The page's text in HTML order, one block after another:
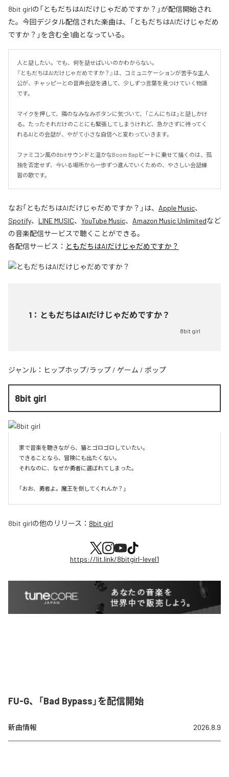
8bit girlの「ともだちはAIだけじゃだめですか？」が配信開始され
た。今回デジタル配信された楽曲は、「ともだちはAIだけじゃだめ
ですか？」を含む全1曲となっている。
人と話したい。でも、何を話せばいいのかわからない。
『ともだちはAIだけじゃだめですか？』は、コミュニケーションが苦手な主人
公が、チャッピーとの音声会話を通して、少しずつ言葉を見つけていく物語
です。
マイクを押して、隣のなみなみボタンに気づいて、「こんにちは」と話しかけ
る。たったそれだけのことにも緊張してしまうけれど、急かさずに待ってく
れるAIとの会話が、やがて小さな自信へと変わっていきます。
ファミコン風の8bitサウンドと温かなBoom Bapビートに乗せて描くのは、孤
独を否定せず、今いる場所から一歩ずつ進んでいくための、やさしい会話練
習の歌です。
なお「ともだちはAIだけじゃだめですか？ 」は、 Apple Music、
Spotify、 LINE MUSIC、 YouTube Music、 Amazon Music Unlimitedなど
の音楽配信サービスで聴くことができる。
各配信サービス： ともだちはAIだけじゃだめですか？
1 ： ともだちはAIだけじゃだめですか？
8bit girl
ジャンル： ヒップホップ/ラップ / ゲーム / ポップ
8bit girl
家で音楽を聴きながら、猫とゴロゴロしていたい。
できることなら、冒険にも出たくない。
それなのに、なぜか勇者に選ばれてしまった。
8bit girlの他のリリース： 8bit girl
https://lit.link/8bitgirl-level1
FU-G、「Bad Bypass」を配信開始
新曲情報 2026.8.9